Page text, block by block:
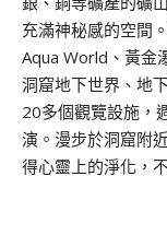
充滿神秘感的空間
Aqua World、黃金
洞窟地下世界、地
20多個觀覽設施，
演。漫步於洞窟附
得心靈上的淨化，